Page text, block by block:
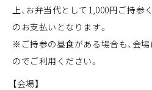
上、お弁当代として1,000円ご持参
のお支払いとなります。
※ご持参の昼食がある場合も、会
のでご利用ください。
【会場】